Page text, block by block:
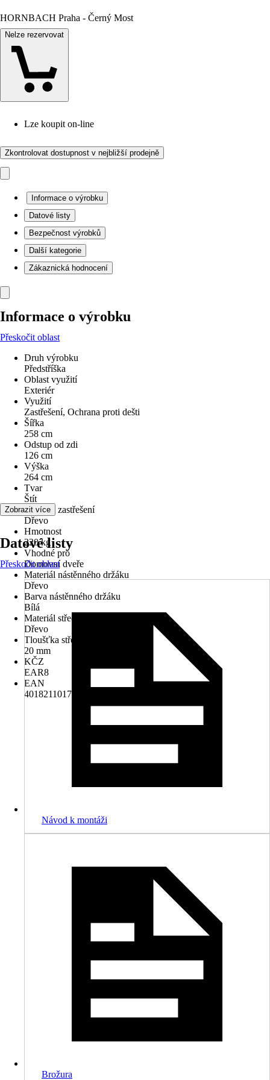
HORNBACH Praha - Černý Most
Nelze rezervovat
Lze koupit on-line
Zkontrolovat dostupnost v nejbližší prodejně
Informace o výrobku
Datové listy
Bezpečnost výrobků
Další kategorie
Zákaznická hodnocení
Informace o výrobku
Přeskočit oblast
Druh výrobku
Předstříška
Oblast využití
Exteriér
Využití
Zastřešení, Ochrana proti dešti
Šířka
258 cm
Odstup od zdi
126 cm
Výška
264 cm
Tvar
Štít
Materiál zastřešení
Dřevo
Hmotnost
220 kg
Vhodné pro
Domovní dveře
Materiál nástěnného držáku
Dřevo
Barva nástěnného držáku
Bílá
Materiál střechy
Dřevo
Tloušťka střechy
20 mm
KČZ
EAR8
EAN
4018211017416
Zobrazit více
Datové listy
Přeskočit oblast
Návod k montáži
Brožura